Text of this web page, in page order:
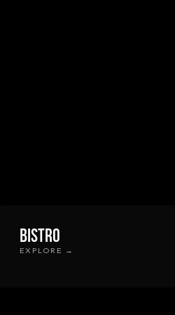
Bistro
EXPLORE →